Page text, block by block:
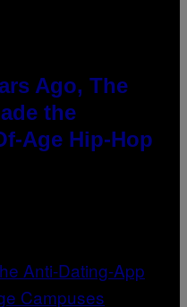
Ago, The
the
Age Hip-Hop